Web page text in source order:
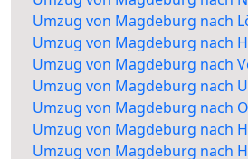
Umzug von Magdeburg nach
Umzug von Magdeburg nach
Umzug von Magdeburg nach
Umzug von Magdeburg nach
Umzug von Magdeburg nach
Umzug von Magdeburg nach
Umzug von Magdeburg nach